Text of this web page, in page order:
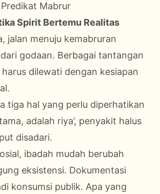
Mabrur
Spirit Bertemu Realitas
jalan menuju kemabruran
godaan. Berbagai tantangan
dilewati dengan kesiapan
tiga hal yang perlu diperhatikan
adalah riya’, penyakit halus
disadari.
ibadah mudah berubah
eksistensi. Dokumentasi
konsumsi publik. Apa yang